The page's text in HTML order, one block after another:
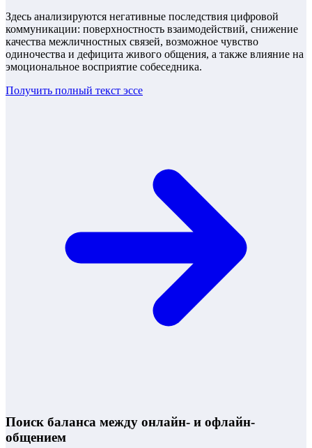
Здесь анализируются негативные последствия цифровой
коммуникации: поверхностность взаимодействий, снижение
качества межличностных связей, возможное чувство
одиночества и дефицита живого общения, а также влияние на
эмоциональное восприятие собеседника.
Получить полный текст эссе
Поиск баланса между онлайн- и офлайн-
общением